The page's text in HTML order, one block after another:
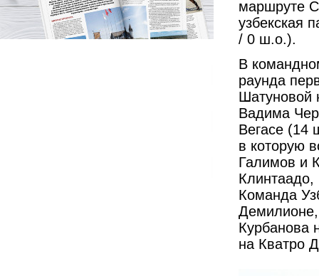
маршруте
узбекская
/ 0 ш.о.).
В
раунда
Шатуновой
Вадима
Вегасе (14
в которую
Галимов и
Команда
Демилионе,
Курбанова
на Кватро